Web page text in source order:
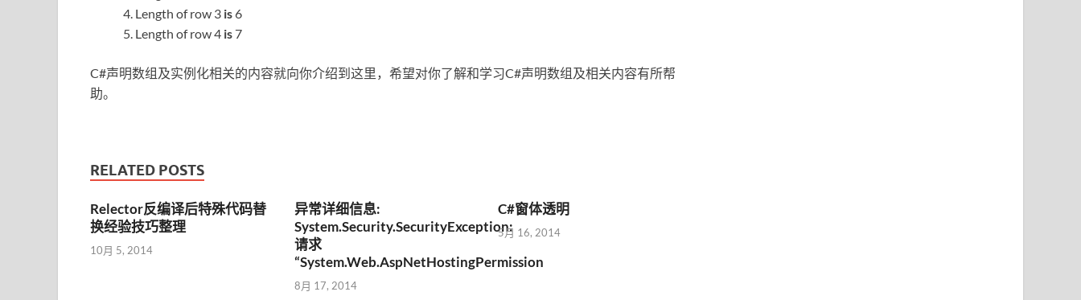
Length of row 3 is 6
Length of row 4 is 7
C#声明数组及实例化相关的内容就向你介绍到这里，希望对你了解和学习C#声明数组及相关内容有所帮
助。
RELATED POSTS
Relector反编译后特殊代码替
换经验技巧整理
10月 5, 2014
异常详细信息:
System.Security.SecurityException:
请求
“System.Web.AspNetHostingPermission
8月 17, 2014
C#窗体透明
5月 16, 2014